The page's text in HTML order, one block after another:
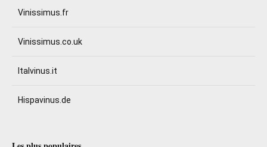
Vinissimus.fr
Vinissimus.co.uk
Italvinus.it
Hispavinus.de